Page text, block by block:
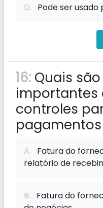
D. Pode ser
16: Quais
importantes
controles
A. Fatura do
relatório de
B. Fatura do